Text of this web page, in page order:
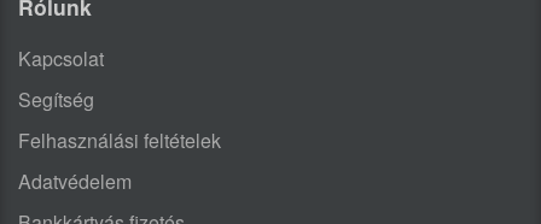
Rólunk
Kapcsolat
Segítség
Felhasználási feltételek
Adatvédelem